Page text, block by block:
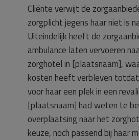
Cliënte verwijt de
zorgplicht jegens haar niet is
Uiteindelijk heeft de
ambulance laten vervoeren
zorghotel in [plaatsnaam],
kosten heeft verbleven
voor haar een plek in een
[plaatsnaam] had weten te
overplaatsing naar het
keuze, noch passend bij haar